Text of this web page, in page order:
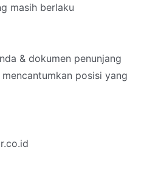
masih berlaku
& dokumen penunjang
posisi yang